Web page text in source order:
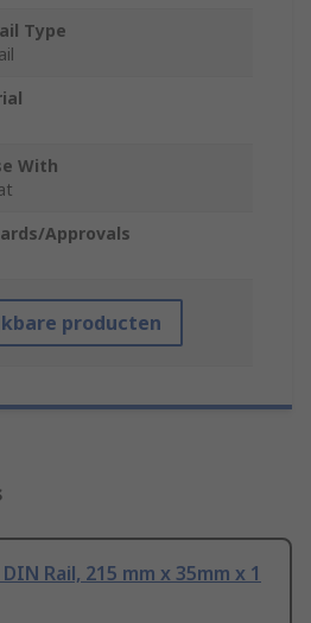
Type
With
Approvals
producten
Rail, 215 mm x 35mm x 1